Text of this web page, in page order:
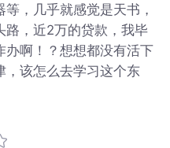
，几乎就感觉是天书，
路，近2万的贷款，我毕
办啊！？想想都没有活下
，该怎么去学习这个东